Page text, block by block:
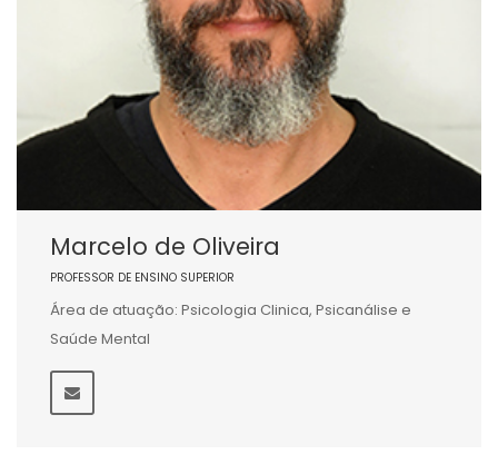
Marcelo de Oliveira
PROFESSOR DE ENSINO SUPERIOR
Área de atuação: Psicologia Clinica, Psicanálise e
Saúde Mental